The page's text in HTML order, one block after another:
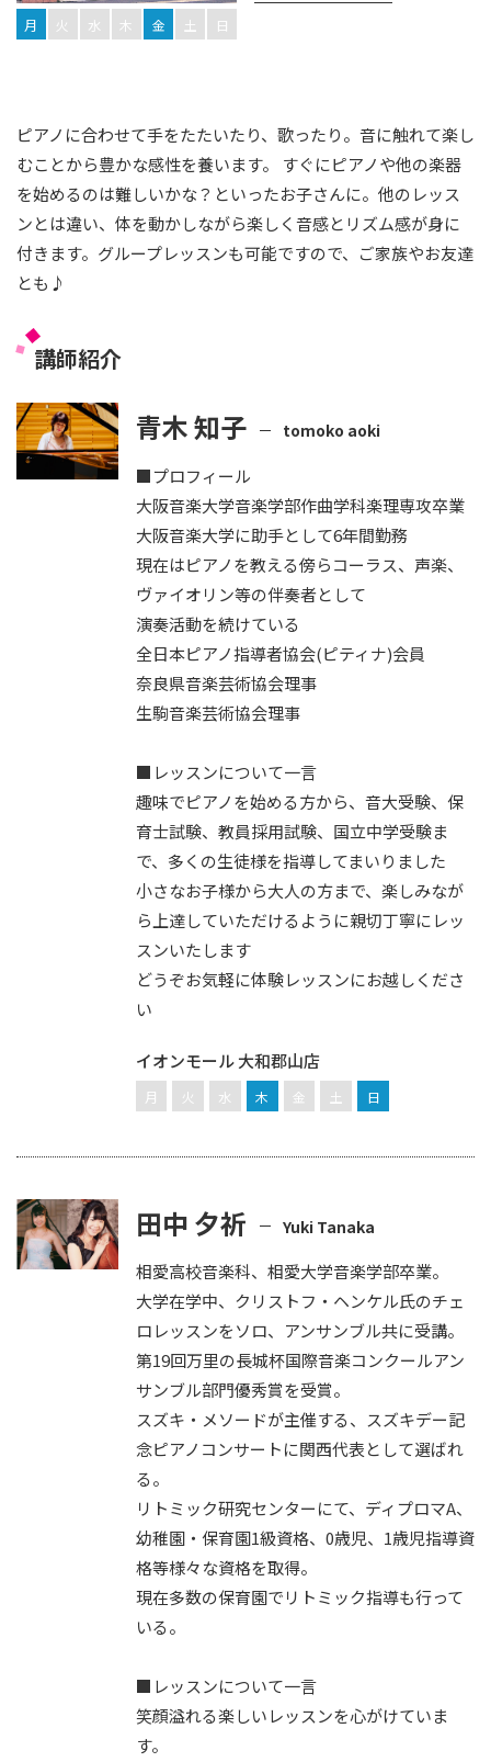
月 火 水 木 金 土 日
ピアノに合わせて手をたたいたり、歌ったり。音に触れて楽し
むことから豊かな感性を養います。 すぐにピアノや他の楽器
を始めるのは難しいかな？といったお子さんに。他のレッス
ンとは違い、体を動かしながら楽しく音感とリズム感が身に
付きます。グループレッスンも可能ですので、ご家族やお友達
とも♪
講師紹介
青木 知子 tomoko aoki
■プロフィール
大阪音楽大学音楽学部作曲学科楽理専攻卒業
大阪音楽大学に助手として6年間勤務
現在はピアノを教える傍らコーラス、声楽、
ヴァイオリン等の伴奏者として
演奏活動を続けている
全日本ピアノ指導者協会(ピティナ)会員
奈良県音楽芸術協会理事
生駒音楽芸術協会理事
■レッスンについて一言
趣味でピアノを始める方から、音大受験、保
育士試験、教員採用試験、国立中学受験ま
で、多くの生徒様を指導してまいりました
小さなお子様から大人の方まで、楽しみなが
ら上達していただけるように親切丁寧にレッ
スンいたします
どうぞお気軽に体験レッスンにお越しくださ
い
イオンモール 大和郡山店
月 火 水 木 金 土 日
田中 夕祈 Yuki Tanaka
相愛高校音楽科、相愛大学音楽学部卒業。
大学在学中、クリストフ・ヘンケル氏のチェ
ロレッスンをソロ、アンサンブル共に受講。
第19回万里の長城杯国際音楽コンクールアン
サンブル部門優秀賞を受賞。
スズキ・メソードが主催する、スズキデー記
念ピアノコンサートに関西代表として選ばれ
る。
リトミック研究センターにて、ディプロマA、
幼稚園・保育園1級資格、0歳児、1歳児指導資
格等様々な資格を取得。
現在多数の保育園でリトミック指導も行って
いる。
■レッスンについて一言
笑顔溢れる楽しいレッスンを心がけていま
す。